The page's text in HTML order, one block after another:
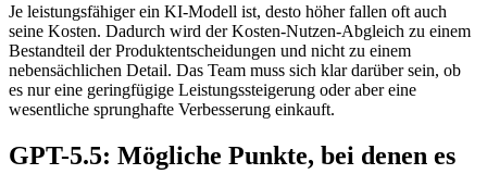
Je leistungsfähiger ein KI-Modell ist, desto höher fallen oft auch
seine Kosten. Dadurch wird der Kosten-Nutzen-Abgleich zu einem
Bestandteil der Produktentscheidungen und nicht zu einem
nebensächlichen Detail. Das Team muss sich klar darüber sein, ob
es nur eine geringfügige Leistungssteigerung oder aber eine
wesentliche sprunghafte Verbesserung einkauft.
GPT-5.5: Mögliche Punkte, bei denen es